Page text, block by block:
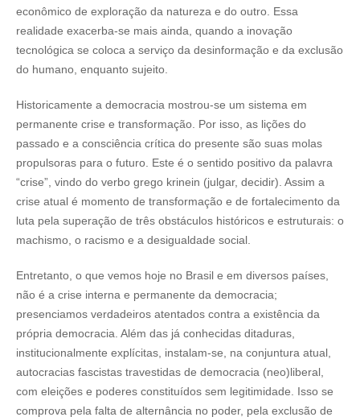
econômico de exploração da natureza e do outro. Essa
realidade exacerba-se mais ainda, quando a inovação
tecnológica se coloca a serviço da desinformação e da exclusão
do humano, enquanto sujeito.
Historicamente a democracia mostrou-se um sistema em
permanente crise e transformação. Por isso, as lições do
passado e a consciência crítica do presente são suas molas
propulsoras para o futuro. Este é o sentido positivo da palavra
“crise”, vindo do verbo grego krinein (julgar, decidir). Assim a
crise atual é momento de transformação e de fortalecimento da
luta pela superação de três obstáculos históricos e estruturais: o
machismo, o racismo e a desigualdade social.
Entretanto, o que vemos hoje no Brasil e em diversos países,
não é a crise interna e permanente da democracia;
presenciamos verdadeiros atentados contra a existência da
própria democracia. Além das já conhecidas ditaduras,
institucionalmente explícitas, instalam-se, na conjuntura atual,
autocracias fascistas travestidas de democracia (neo)liberal,
com eleições e poderes constituídos sem legitimidade. Isso se
comprova pela falta de alternância no poder, pela exclusão de